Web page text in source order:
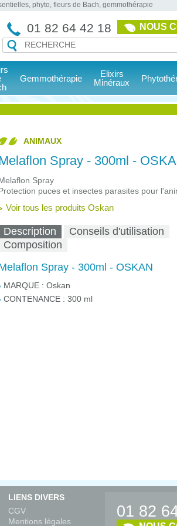
phyto, fleurs de Bach, gemmothérapie
01 82 64 42 18 NOUS
Gemmothérapie
Elixirs
Minéraux
ANIMAUX
Spray - 300ml -
Spray
puces et insectes parasites pour
Voir tous les produits Oskan
Description
Conseils d'utilisation
Composition
Spray - 300ml - OSKAN
MARQUE : Oskan
CONTENANCE : 300 ml
LIENS DIVERS
CGV
Mentions légales
01 82